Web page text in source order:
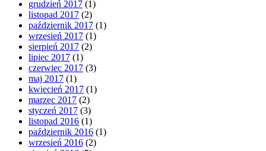
grudzień 2017 (1)
listopad 2017 (2)
październik 2017 (1)
wrzesień 2017 (1)
sierpień 2017 (2)
lipiec 2017 (1)
czerwiec 2017 (3)
maj 2017 (1)
kwiecień 2017 (1)
marzec 2017 (2)
styczeń 2017 (3)
listopad 2016 (1)
październik 2016 (1)
wrzesień 2016 (2)